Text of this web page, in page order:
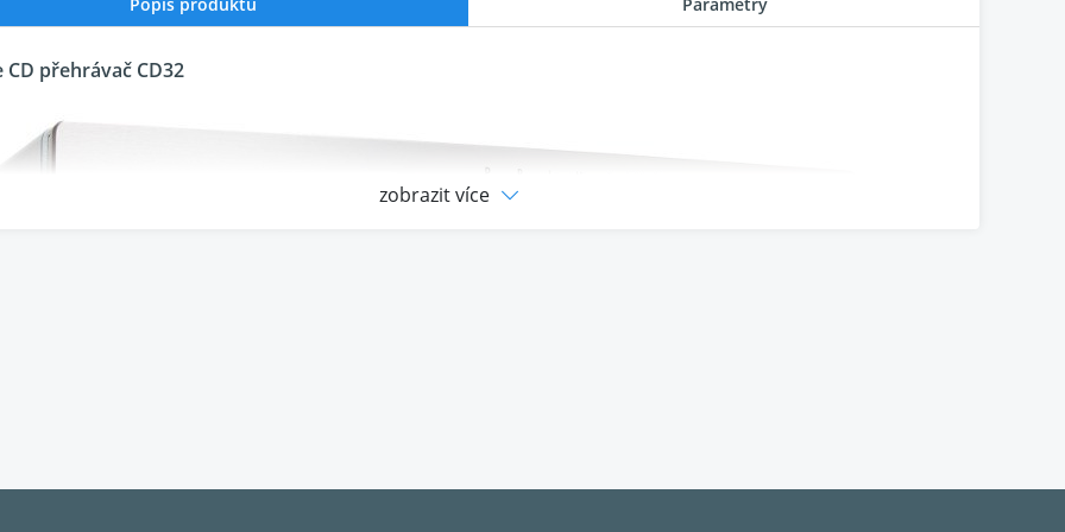
CD přehrávač CD32
následníkem a vylepšenou verzí úspěšného a osvědčeného symetrického přehrávače CD31. Každý
zobrazit více